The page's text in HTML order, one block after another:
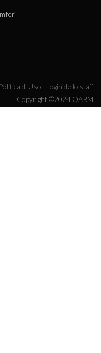
Politica d' Uso
Login dello staff
Copyright ©2024 QARM